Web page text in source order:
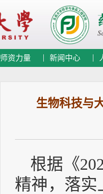
师资力量 新闻中心
生物科技与
根据《
精神，落实